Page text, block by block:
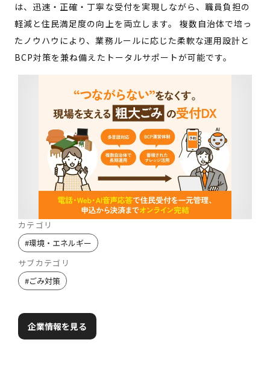
は、迅速・正確・丁寧な受付を実現しながら、職員負担の
軽減と住民満足度の向上を両立します。 複数自治体で培っ
たノウハウにより、業務ルールに応じた柔軟な運用設計と
BCP対策を兼ね備えたトータルサポートが可能です。
カテゴリ
#環境・エネルギー
サブカテゴリ
#ごみ対策
企業情報を見る